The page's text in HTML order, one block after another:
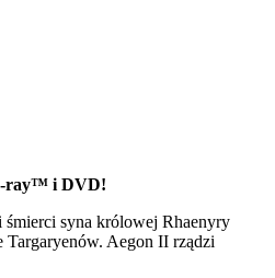
ray™ i DVD!
syna królowej Rhaenyry
Targaryenów. Aegon II rządzi